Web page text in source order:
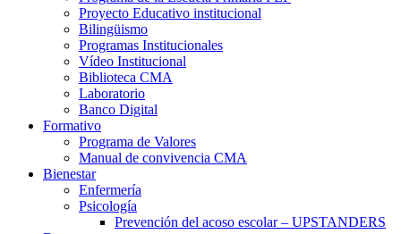
Proyecto Educativo institucional
Bilingüismo
Programas Institucionales
Vídeo Institucional
Biblioteca CMA
Laboratorio
Banco Digital
Formativo
Programa de Valores
Manual de convivencia CMA
Bienestar
Enfermería
Psicología
Prevención del acoso escolar – UPSTANDERS